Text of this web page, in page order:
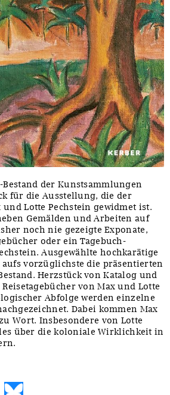
der Kunstsammlungen
für die Ausstellung, die der
und Lotte Pechstein gewidmet ist.
Gemälden und Arbeiten auf
noch nie gezeigte Exponate,
oder ein Tagebuch-
Ausgewählte hochkarätige
vorzüglichste die präsentierten
Herzstück von Katalog und
von Max und Lotte
Abfolge werden einzelne
Dabei kommen Max
Wort. Insbesondere von Lotte
über die koloniale Wirklichkeit in
E-mail